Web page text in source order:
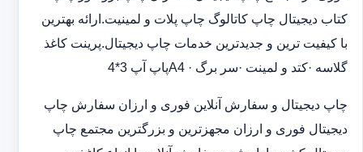
کتاب دیجیتال چاپ کاتالوگ چاپ پلات و لمینیت.ارائه بهترین
با کیفیت ترین و جدیدترین خدمات چاپ دیجیتال.پرینت کاغذ
گلاسه ·‎کتد و لمینت ·‎سر برگ A4 ·‎پاپ آپ 3*4
چاپ دیجیتال و سفارش آنلاین فوری و ارزان سفارش چاپ
دیجیتال فوری و ارزان مجهزترین و بزرگترین مجتمع چاپ